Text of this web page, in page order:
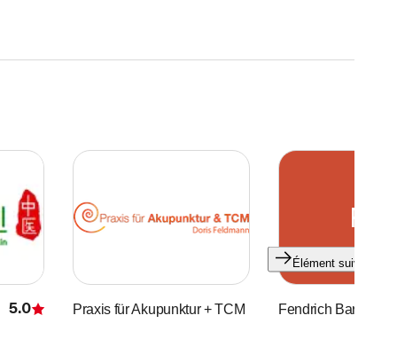
Évaluation
5.0 Praxis für Akupunktur + TCM
FB
Fendrich Barbara
Élément suivant